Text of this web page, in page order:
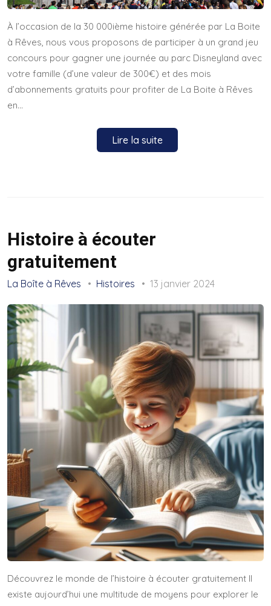
À l’occasion de la 30 000ième histoire générée par La Boite
à Rêves, nous vous proposons de participer à un grand jeu
concours pour gagner une journée au parc Disneyland avec
votre famille (d’une valeur de 300€) et des mois
d’abonnements gratuits pour profiter de La Boite à Rêves
en…
Lire la suite
Histoire à écouter
gratuitement
La Boîte à Rêves Histoires 13 janvier 2024
Découvrez le monde de l’histoire à écouter gratuitement Il
existe aujourd’hui une multitude de moyens pour explorer le